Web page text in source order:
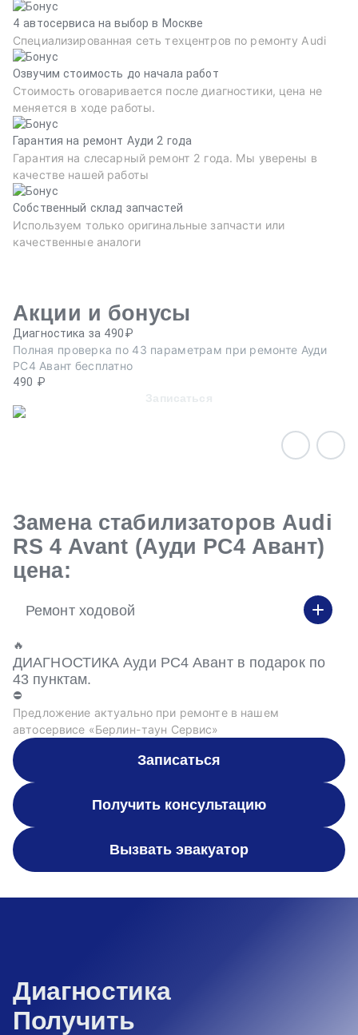
4 автосервиса на выбор в Москве
Специализированная сеть техцентров по ремонту Audi
Озвучим стоимость до начала работ
Стоимость оговаривается после диагностики, цена не
меняется в ходе работы.
Гарантия на ремонт Ауди 2 года
Гарантия на слесарный ремонт 2 года. Мы уверены в
качестве нашей работы
Собственный склад запчастей
Используем только оригинальные запчасти или
качественные аналоги
Акции и бонусы
Диагностика за 490₽
Полная проверка по 43 параметрам при ремонте Ауди
РС4 Авант бесплатно
490 ₽
Записаться
Замена стабилизаторов Audi
RS 4 Avant (Ауди РС4 Авант)
цена:
Ремонт ходовой
🔥
ДИАГНОСТИКА Ауди РС4 Авант в подарок по
43 пунктам.
⛔
Предложение актуально при ремонте в нашем
автосервисе «Берлин-таун Сервис»
Записаться
Получить консультацию
Вызвать эвакуатор
Диагностика
Получить